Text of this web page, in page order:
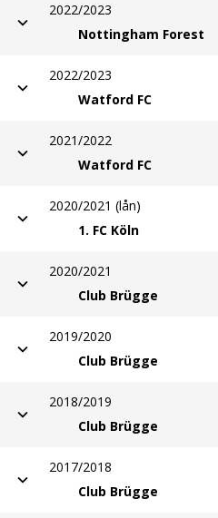
2022/2023
Nottingham Forest
2022/2023
Watford FC
2021/2022
Watford FC
2020/2021 (lån)
1. FC Köln
2020/2021
Club Brügge
2019/2020
Club Brügge
2018/2019
Club Brügge
2017/2018
Club Brügge